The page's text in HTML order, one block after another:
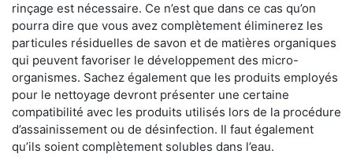
rinçage est nécessaire. Ce n’est que dans ce cas qu’on
pourra dire que vous avez complètement éliminerez les
particules résiduelles de savon et de matières organiques
qui peuvent favoriser le développement des micro-
organismes. Sachez également que les produits employés
pour le nettoyage devront présenter une certaine
compatibilité avec les produits utilisés lors de la procédure
d’assainissement ou de désinfection. Il faut également
qu’ils soient complètement solubles dans l’eau.